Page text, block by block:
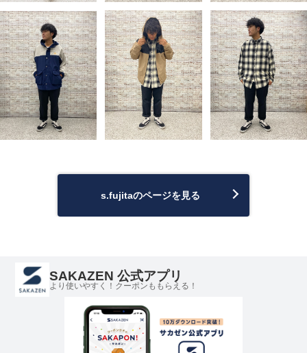
s.fujitaのページを見る
SAKAZEN 公式アプリ
より使いやすく！クーポンももらえる！